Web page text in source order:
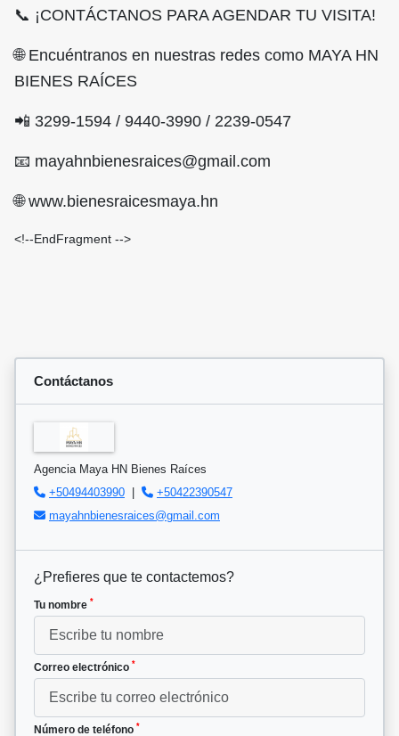
📞 ¡CONTÁCTANOS PARA AGENDAR TU VISITA!
🌐 Encuéntranos en nuestras redes como MAYA HN
BIENES RAÍCES
📲 3299-1594 / 9440-3990 / 2239-0547
📧 mayahnbienesraices@gmail.com
🌐 www.bienesraicesmaya.hn
<!--EndFragment -->
Contáctanos
Agencia Maya HN Bienes Raíces
+50494403990 |
+50422390547
mayahnbienesraices@gmail.com
¿Prefieres que te contactemos?
Tu nombre *
Correo electrónico *
Número de teléfono *